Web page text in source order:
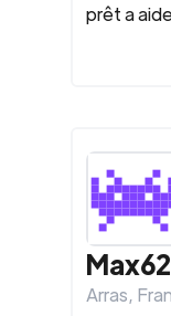
prêt a
Max62
Arras,